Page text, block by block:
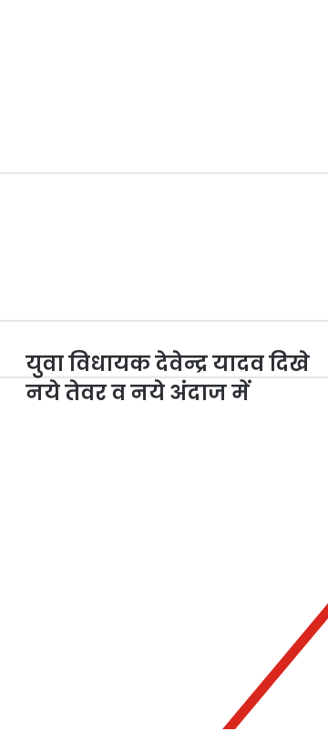
युवा विधायक देवेन्द्र यादव दिखे
नये तेवर व नये अंदाज में